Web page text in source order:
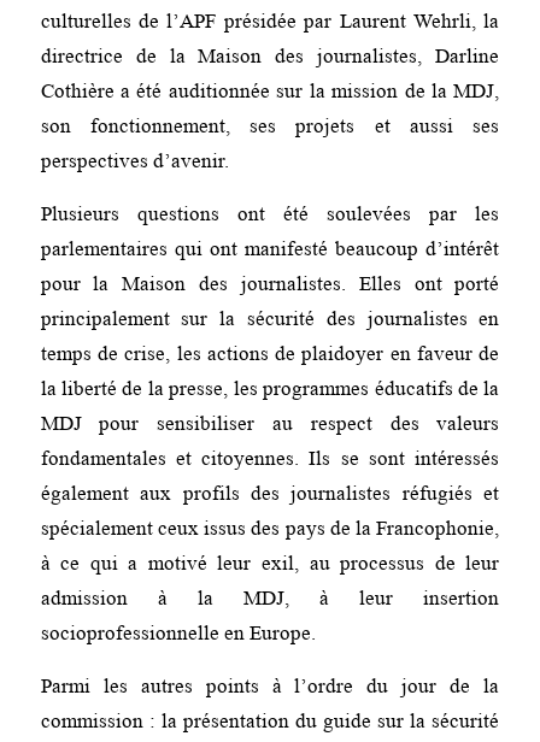
culturelles de l’APF présidée par Laurent Wehrli, la
directrice de la Maison des journalistes, Darline
Cothière a été auditionnée sur la mission de la MDJ,
son fonctionnement, ses projets et aussi ses
perspectives d’avenir.
Plusieurs questions ont été soulevées par les
parlementaires qui ont manifesté beaucoup d’intérêt
pour la Maison des journalistes. Elles ont porté
principalement sur la sécurité des journalistes en
temps de crise, les actions de plaidoyer en faveur de
la liberté de la presse, les programmes éducatifs de la
MDJ pour sensibiliser au respect des valeurs
fondamentales et citoyennes. Ils se sont intéressés
également aux profils des journalistes réfugiés et
spécialement ceux issus des pays de la Francophonie,
à ce qui a motivé leur exil, au processus de leur
admission à la MDJ, à leur insertion
socioprofessionnelle en Europe.
Parmi les autres points à l’ordre du jour de la
commission : la présentation du guide sur la sécurité